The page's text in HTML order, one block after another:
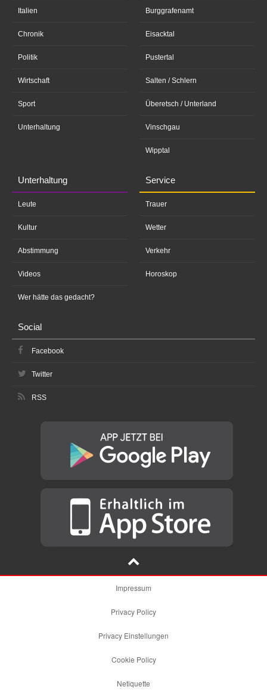
Italien
Chronik
Politik
Wirtschaft
Sport
Unterhaltung
Burggrafenamt
Eisacktal
Pustertal
Salten / Schlern
Überetsch / Unterland
Vinschgau
Wipptal
Unterhaltung
Leute
Kultur
Abstimmung
Videos
Wer hätte das gedacht?
Service
Trauer
Wetter
Verkehr
Horoskop
Social
Facebook
Twitter
RSS
Impressum
Privacy Policy
Privacy Einstellungen
Cookie Policy
Netiquette